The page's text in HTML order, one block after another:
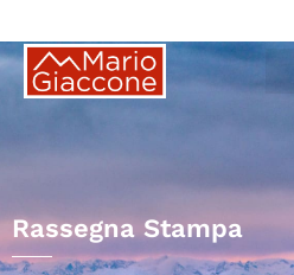
Rassegna Stampa